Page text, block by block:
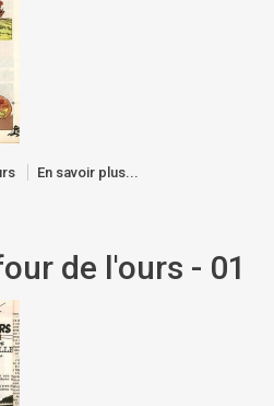
En savoir plus...
de l'ours - 01